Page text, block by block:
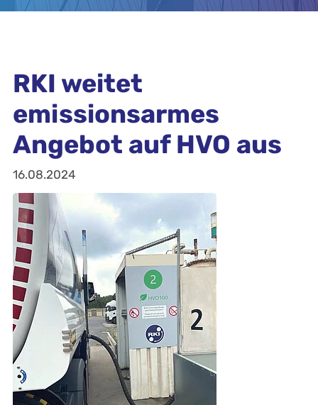
RKI weitet
emissionsarmes
Angebot auf HVO aus
16.08.2024